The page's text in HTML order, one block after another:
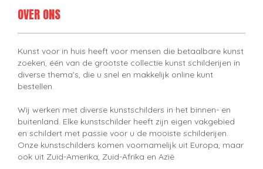
OVER ONS
Kunst voor in huis heeft voor mensen die betaalbare kunst
zoeken, één van de grootste collectie kunst schilderijen in
diverse thema's, die u snel en makkelijk online kunt
bestellen.
Wij werken met diverse kunstschilders in het binnen- en
buitenland. Elke kunstschilder heeft zijn eigen vakgebied
en schildert met passie voor u de mooiste schilderijen.
Onze kunstschilders komen voornamelijk uit Europa, maar
ook uit Zuid-Amerika, Zuid-Afrika en Azië.